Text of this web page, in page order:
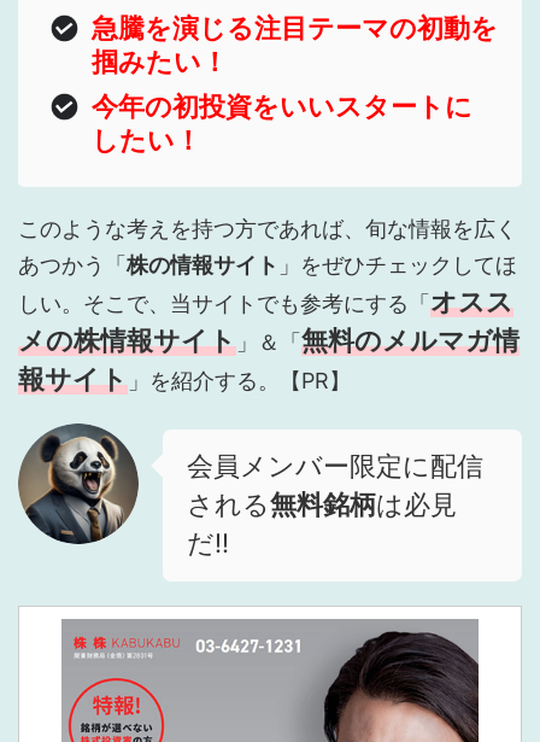
急騰を演じる注目テーマの初動を
掴みたい！
今年の初投資をいいスタートに
したい！
このような考えを持つ方であれば、旬な情報を広く
あつかう「 株の情報サイト 」をぜひチェックしてほ
しい。そこで、当サイトでも参考にする「 オスス
メの株情報サイト 」＆「 無料のメルマガ情
報サイト 」を紹介する。【PR】
会員メンバー限定に配信
される無料銘柄は必見
だ!!